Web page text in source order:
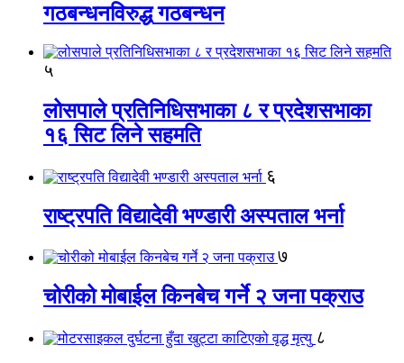
गठबन्धनविरुद्ध गठबन्धन
५
लोसपाले प्रतिनिधिसभाका ८ र प्रदेशसभाका
१६ सिट लिने सहमति
६
राष्ट्रपति विद्यादेवी भण्डारी अस्पताल भर्ना
७
चोरीको मोबाईल किनबेच गर्ने २ जना पक्राउ
८